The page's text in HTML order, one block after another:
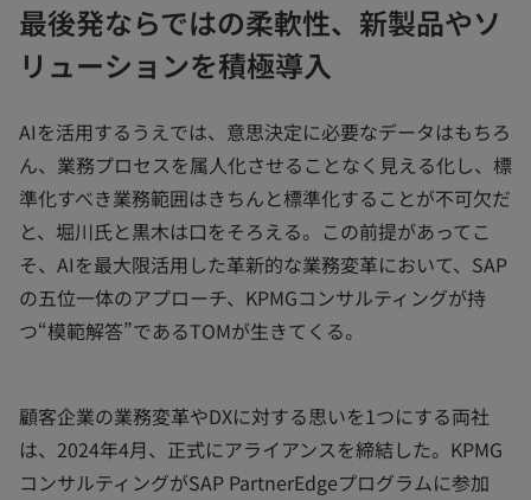
最後発ならではの柔軟性、新製品やソ
リューションを積極導入
AIを活用するうえでは、意思決定に必要なデータはもちろ
ん、業務プロセスを属人化させることなく見える化し、標
準化すべき業務範囲はきちんと標準化することが不可欠だ
と、堀川氏と黒木は口をそろえる。この前提があってこ
そ、AIを最大限活用した革新的な業務変革において、SAP
の五位一体のアプローチ、KPMGコンサルティングが持
つ“模範解答”であるTOMが生きてくる。
顧客企業の業務変革やDXに対する思いを1つにする両社
は、2024年4月、正式にアライアンスを締結した。KPMG
コンサルティングがSAP PartnerEdgeプログラムに参加